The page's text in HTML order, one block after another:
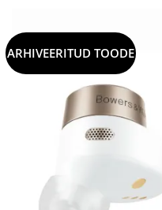
ARHIVEERITUD TOODE